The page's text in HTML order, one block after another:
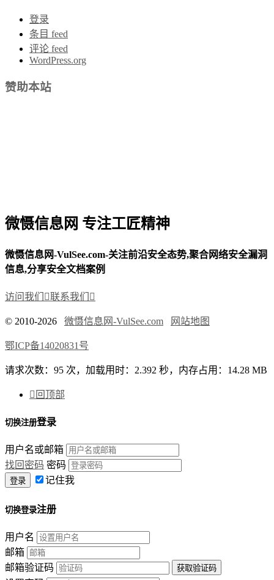
登录
条目 feed
评论 feed
WordPress.org
赞助本站
微慑信息网 专注工匠精神
微慑信息网-VulSee.com-关注前沿安全态势,聚合网络安全漏洞
信息,分享安全文档案例
访问我们 联系我们 
© 2010-2026 微慑信息网-VulSee.com 网站地图
鄂ICP备14020831号
请求次数：95 次，加载用时：2.392 秒，内存占用：14.28 MB
 回顶部
切换注册登录
用户名或邮箱
找回密码 密码
记住我
切换登录注册
用户名
邮箱
邮箱验证码